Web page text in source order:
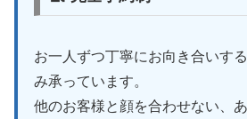
お一人ずつ丁寧にお向き合いす
み承っています。
他のお客様と顔を合わせない、